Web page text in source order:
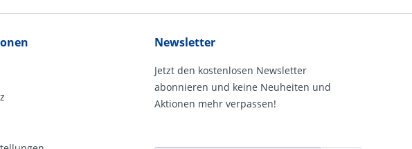
Newsletter
Jetzt den kostenlosen Newsletter
abonnieren und keine Neuheiten und
Aktionen mehr verpassen!